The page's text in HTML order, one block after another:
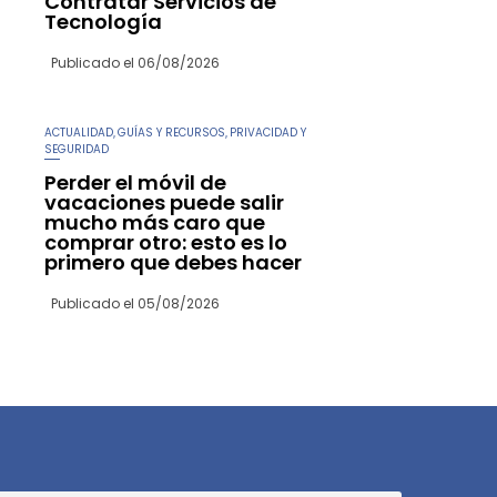
Tecnología
Publicado el 06/08/2026
ACTUALIDAD GUÍAS Y RECURSOS PRIVACIDAD Y
SEGURIDAD
Perder el móvil de
vacaciones puede salir
mucho más caro que
comprar otro: esto es lo
primero que debes hacer
Publicado el 05/08/2026